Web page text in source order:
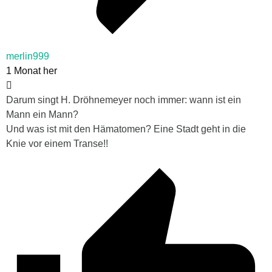
merlin999
1 Monat her
Darum singt H. Dröhnemeyer noch immer: wann ist ein
Mann ein Mann?
Und was ist mit den Hämatomen? Eine Stadt geht in die
Knie vor einem Transe!!